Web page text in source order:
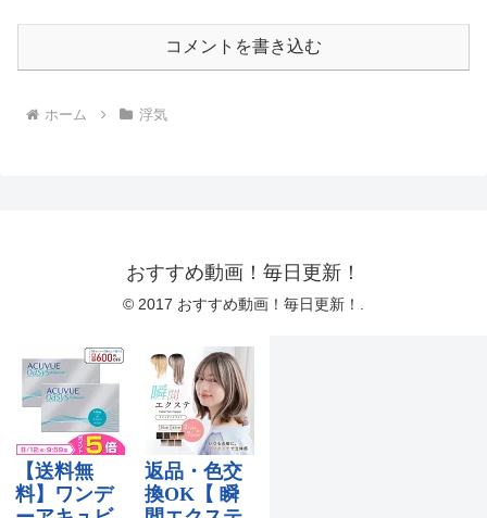
コメントを書き込む
ホーム 浮気
おすすめ動画！毎日更新！
© 2017 おすすめ動画！毎日更新！.